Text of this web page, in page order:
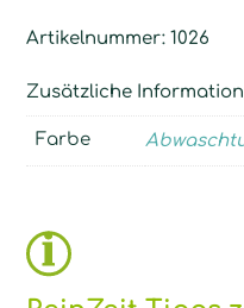
Artikelnummer:1026
Zusätzliche
Farbe